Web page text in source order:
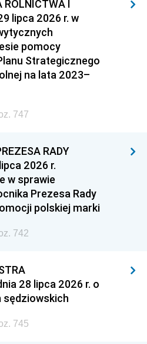
I
lipca 2026 r. w
pomocy
Strategicznego
na lata 2023–
747
RADY
2026 r.
w sprawie
Prezesa Rady
polskiej marki
742
28 lipca 2026 r. o
sędziowskich
745